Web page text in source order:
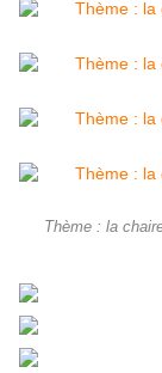
Thème : la